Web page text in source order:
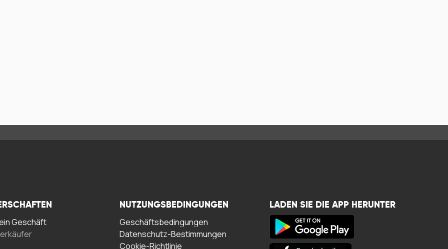
Geschäft
NUTZUNGSBEDINGUNGEN
Geschäftsbedingungen
Datenschutz-Bestimmungen
Cookie-Richtlinie
LADEN SIE DIE APP HERUNTER